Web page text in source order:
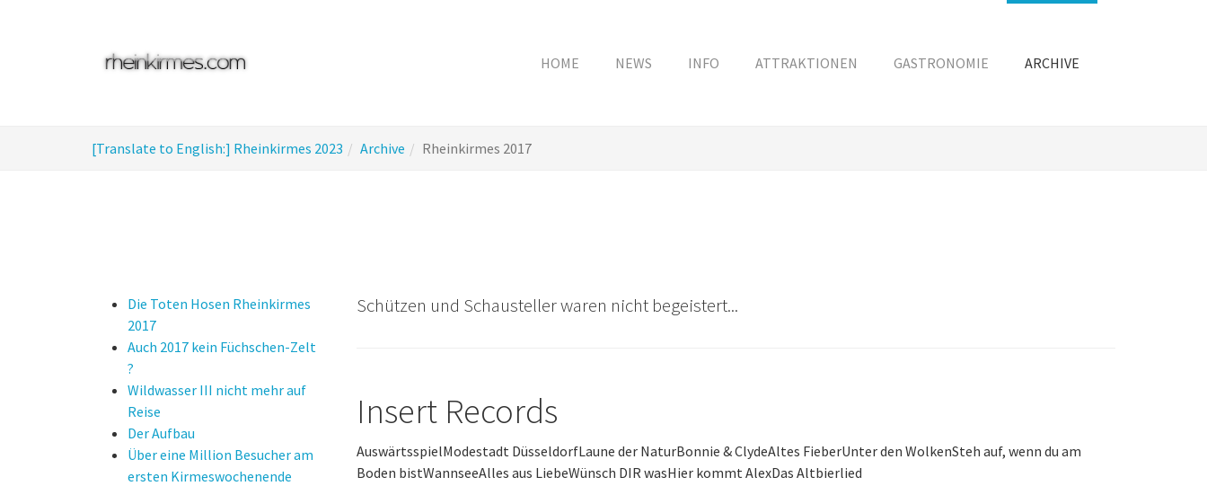
HOME NEWS INFO ATTRAKTIONEN GASTRONOMIE ARCHIVE
are
[Translate to English:] Rheinkirmes 2023 Archive Rheinkirmes 2017
Die Toten Hosen Rheinkirmes
2017
Auch 2017 kein Füchschen-Zelt
?
Wildwasser III nicht mehr auf
Reise
Der Aufbau
Über eine Million Besucher am
ersten Kirmeswochenende
Schützen und Schausteller waren nicht begeistert...
Insert Records
AuswärtsspielModestadt DüsseldorfLaune der NaturBonnie & ClydeAltes FieberUnter den WolkenSteh auf, wenn du am
Boden bistWannseeAlles aus LiebeWünsch DIR wasHier kommt AlexDas Altbierlied